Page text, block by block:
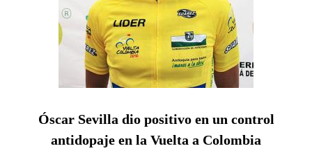
Óscar Sevilla dio positivo en un control
antidopaje en la Vuelta a Colombia